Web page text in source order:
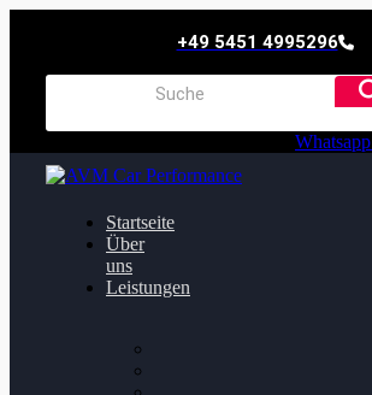
+49 5451 4995296
Whatsapp
Startseite
Über
uns
Leistungen